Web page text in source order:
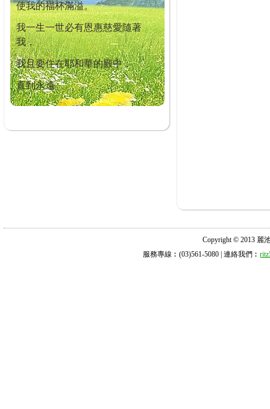
使我的福杯滿溢。
我一生一世必有恩惠慈愛隨著
我，
我且要住在耶和華的殿中，
直到永遠。
Copyright © 2013 麗
服務專線︰(03)561-5080 | 連絡我們︰